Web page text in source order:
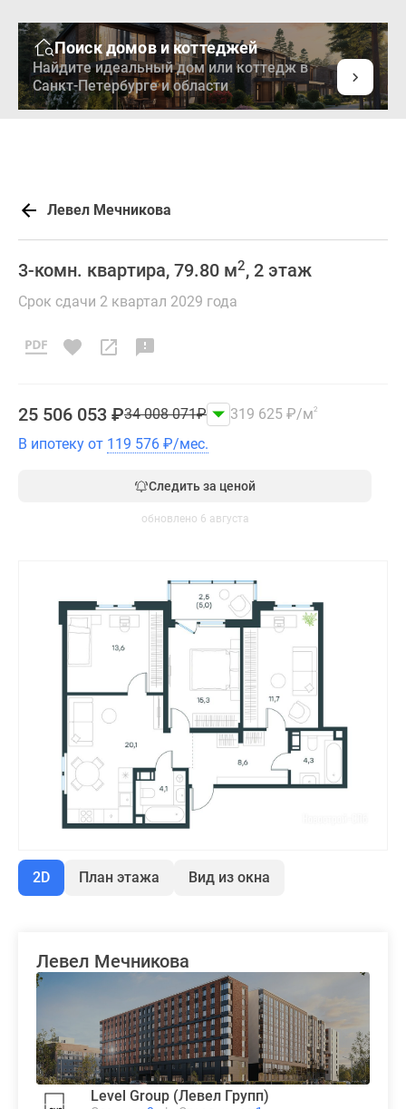
Поиск домов и коттеджей
Найдите идеальный дом или коттедж в
Санкт-Петербурге и области
Левел Мечникова
3-комн. квартира, 79.80 м2, 2 этаж
Срок сдачи 2 квартал 2029 года
25 506 053 ₽34 008 071₽ 319 625 ₽/м2
В ипотеку от 119 576 ₽/мес.
Следить за ценой
обновлено 6 августа
2D План этажа Вид из окна
Левел Мечникова
Level Group (Левел Групп)